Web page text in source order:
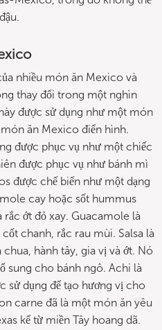
nhiều món ăn Mexico và
thay đổi trong một nghìn
được sử dụng như một món
ăn Mexico điển hình.
được phục vụ như một chiếc
được phục vụ như bánh mì
được chế biến như một dạng
cay hoặc sốt hummus
ớt đỏ xay. Guacamole là
chanh, rắc rau mùi. Salsa là
hành tây, gia vị và ớt. Nó
sung cho bánh ngô. Achi là
sử dụng để tạo hương vị cho
carne đã là một món ăn yêu
kể từ miền Tây hoang dã.